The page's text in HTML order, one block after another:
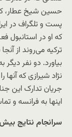
حسین شیخ عطار،
پست و تلگراف در
که او در استانبول
ترکیه می‌روند از
بیاورد. دو نفر
نژاد شیرازی که
جریان تدارک این
اینها به فرانسه و
سرانجام نتایج